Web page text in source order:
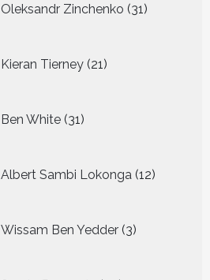
Oleksandr Zinchenko 31
producten
Kieran Tierney 21
producten
Ben White 31
producten
Albert Sambi Lokonga 12
Wissam Ben Yedder 3
producten